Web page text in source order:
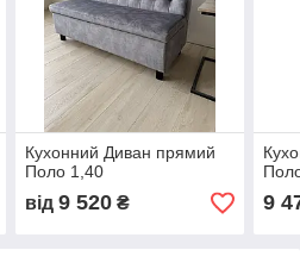
Кухонний Диван прямий
Поло 1,40
від 9 520₴ 9